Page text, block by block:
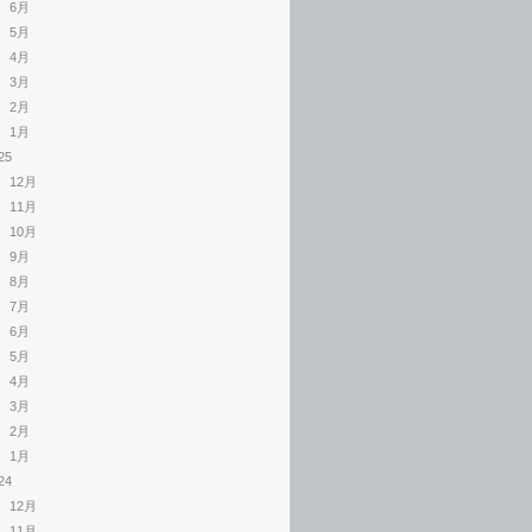
6月
5月
4月
3月
2月
1月
12月
11月
10月
9月
8月
7月
6月
5月
4月
3月
2月
1月
12月